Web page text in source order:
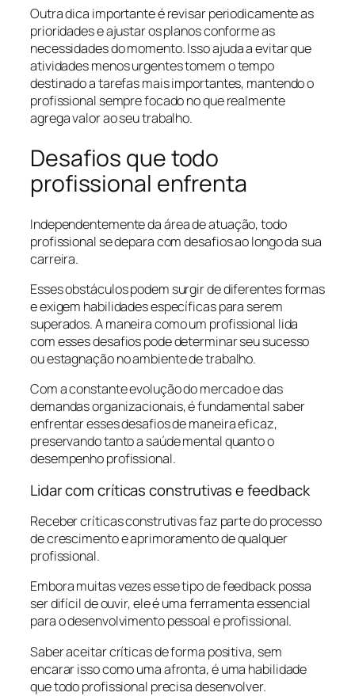
Outra dica importante é revisar periodicamente as
prioridades e ajustar os planos conforme as
necessidades do momento. Isso ajuda a evitar que
atividades menos urgentes tomem o tempo
destinado a tarefas mais importantes, mantendo o
profissional sempre focado no que realmente
agrega valor ao seu trabalho.
Desafios que todo
profissional enfrenta
Independentemente da área de atuação, todo
profissional se depara com desafios ao longo da sua
carreira.
Esses obstáculos podem surgir de diferentes formas
e exigem habilidades específicas para serem
superados. A maneira como um profissional lida
com esses desafios pode determinar seu sucesso
ou estagnação no ambiente de trabalho.
Com a constante evolução do mercado e das
demandas organizacionais, é fundamental saber
enfrentar esses desafios de maneira eficaz,
preservando tanto a saúde mental quanto o
desempenho profissional.
Lidar com críticas construtivas e feedback
Receber críticas construtivas faz parte do processo
de crescimento e aprimoramento de qualquer
profissional.
Embora muitas vezes esse tipo de feedback possa
ser difícil de ouvir, ele é uma ferramenta essencial
para o desenvolvimento pessoal e profissional.
Saber aceitar críticas de forma positiva, sem
encarar isso como uma afronta, é uma habilidade
que todo profissional precisa desenvolver.